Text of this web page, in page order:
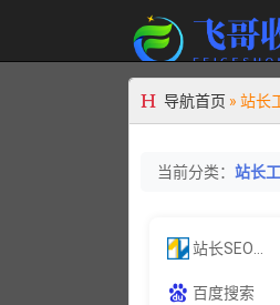
导航首页 » 站长
当前分类： 站长
站长SEOO工具
百度搜索